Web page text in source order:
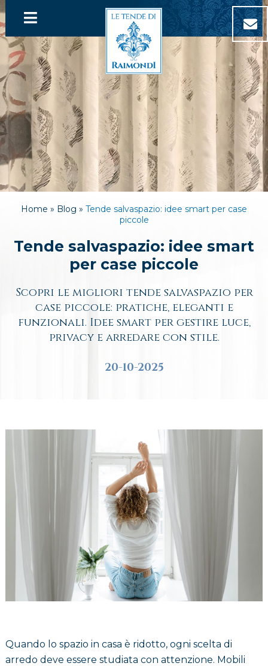
Home » Blog » Tende salvaspazio: idee smart per case
piccole
Tende salvaspazio: idee smart
per case piccole
Scopri le migliori tende salvaspazio per
case piccole: pratiche, eleganti e
funzionali. Idee smart per gestire luce,
privacy e arredare con stile.
20-10-2025
Quando lo spazio in casa è ridotto, ogni scelta di
arredo deve essere studiata con attenzione. Mobili